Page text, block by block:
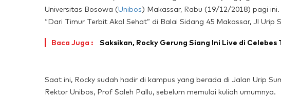
Universitas Bosowa (Unibos) Makassar, Rabu (19/12/2018) pagi ini.
“Dari Timur Terbit Akal Sehat” di Balai Sidang 45 Makassar, Jl Urip
Baca Juga : Saksikan, Rocky Gerung Siang Ini Live di Celebes
Saat ini, Rocky sudah hadir di kampus yang berada di Jalan Urip
Rektor Unibos, Prof Saleh Pallu, sebelum memulai kuliah umumnya.